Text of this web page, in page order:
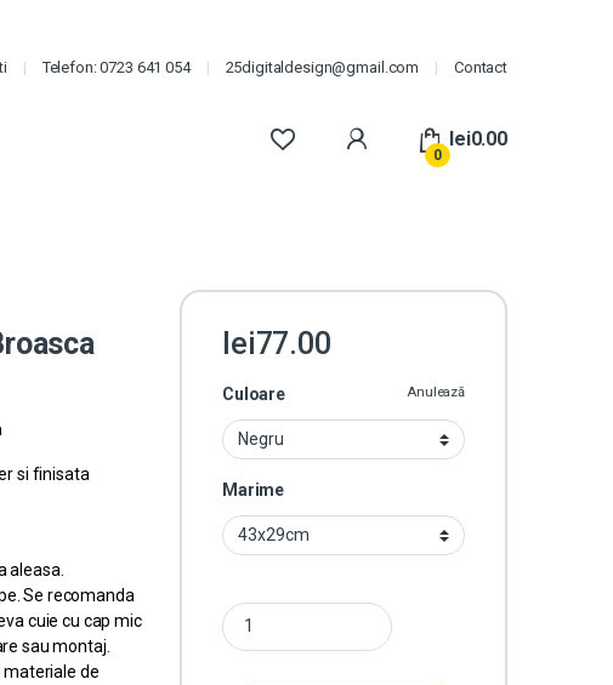
Telefon: 0723 641 054 25digitaldesign@gmail.com Contact
0
lei0.00
si finisata
aleasa.
Se recomanda
cuie cu cap mic
sau montaj.
materiale de
lei77.00
Culoare
Marime
Anulează